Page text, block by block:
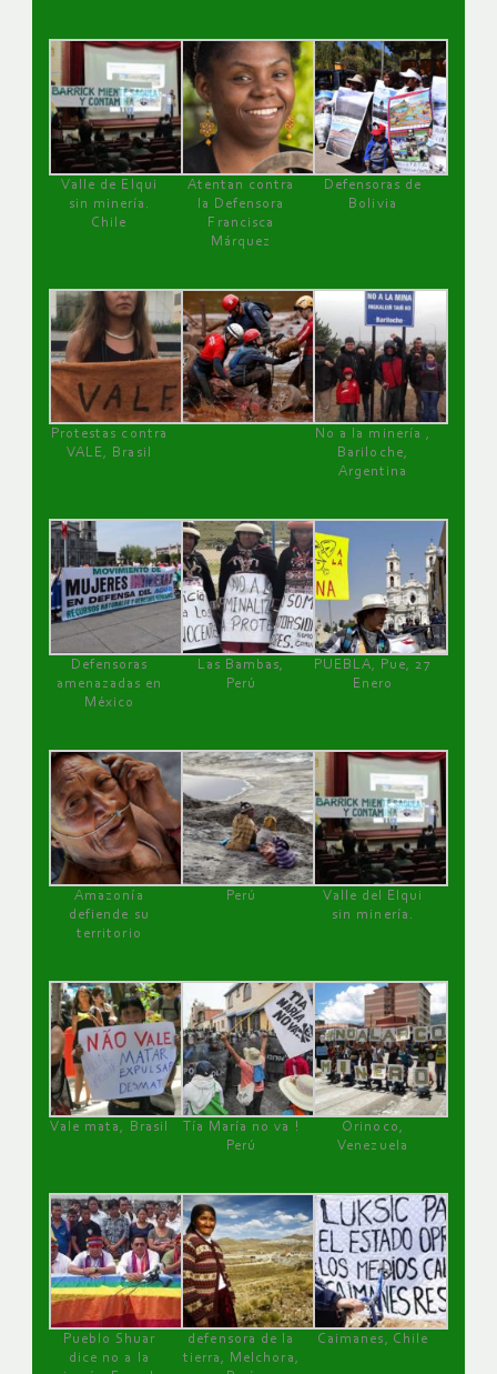
Valle de Elqui
sin minería.
Chile
Atentan contra
la Defensora
Francisca
Márquez
Defensoras de
Bolivia
Protestas contra
VALE, Brasil
No a la minería ,
Bariloche,
Argentina
Defensoras
amenazadas en
México
Las Bambas,
Perú
PUEBLA, Pue, 27
Enero
Amazonía
defiende su
territorio
Perú
Valle del Elqui
sin minería.
Vale mata, Brasil
Tía María no va !
Perú
Orinoco,
Venezuela
Pueblo Shuar
dice no a la
defensora de la
tierra, Melchora,
Caimanes, Chile